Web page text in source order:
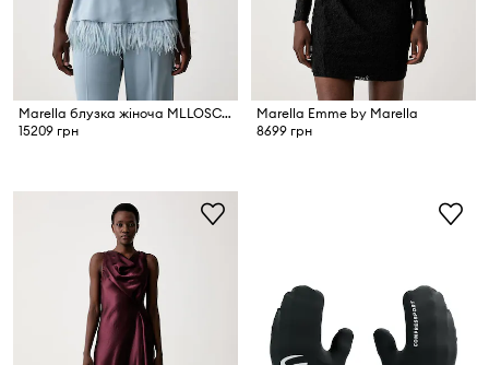
Marella блузка жіноча MLLOSCURI
15209 грн
Marella Emme by Marella
8699 грн